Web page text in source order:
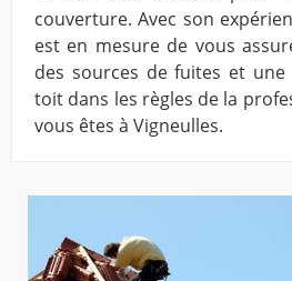
couverture. Avec son
est en mesure de vous
des sources de fuites et
toit dans les règles de la
vous êtes à Vigneulles.